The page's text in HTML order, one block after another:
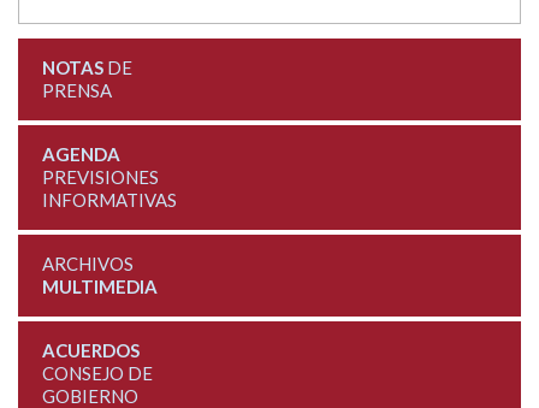
NOTASDE
PRENSA
AGENDA
PREVISIONES
INFORMATIVAS
ARCHIVOS
MULTIMEDIA
ACUERDOS
CONSEJO DE
GOBIERNO